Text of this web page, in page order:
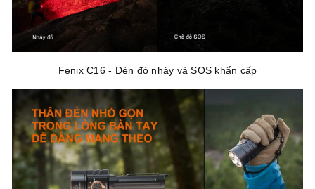
Fenix C16 - Đèn đỏ nháy và SOS khẩn cấp